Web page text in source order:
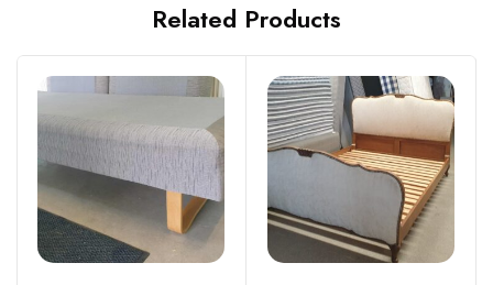
Related Products